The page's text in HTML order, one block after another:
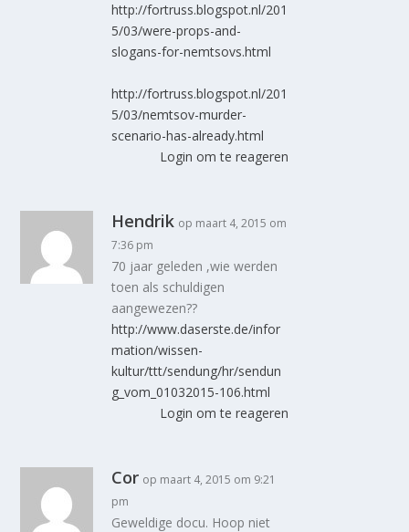
http://fortruss.blogspot.nl/201
5/03/were-props-and-
slogans-for-nemtsovs.html
http://fortruss.blogspot.nl/201
5/03/nemtsov-murder-
scenario-has-already.html
Login om te reageren
Hendrik op maart 4, 2015 om
7:36 pm
70 jaar geleden ,wie werden
toen als schuldigen
aangewezen??
http://www.daserste.de/infor
mation/wissen-
kultur/ttt/sendung/hr/sendun
g_vom_01032015-106.html
Login om te reageren
Cor op maart 4, 2015 om 9:21
pm
Geweldige docu. Hoop niet